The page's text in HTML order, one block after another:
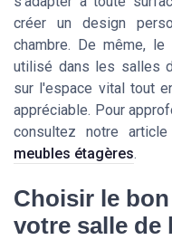
créer un design
chambre. De même,
utilisé dans les salles
sur l'espace vital tout
appréciable. Pour
consultez notre
meubles étagères.
Choisir le
votre salle de